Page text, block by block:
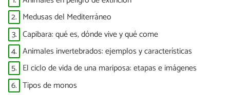
2. Medusas del Mediterráneo
3. Capibara: qué es, dónde vive y qué come
4. Animales invertebrados: ejemplos y características
5. El ciclo de vida de una mariposa: etapas e imágenes
6. Tipos de monos